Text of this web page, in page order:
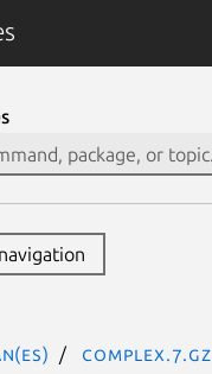
complex.7.gz